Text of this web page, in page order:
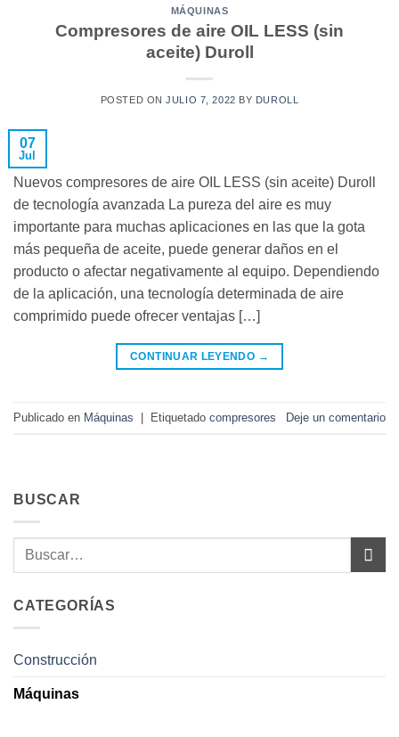
MÁQUINAS
Compresores de aire OIL LESS (sin
aceite) Duroll
POSTED ONJULIO 7, 2022 BY DUROLL
07
Jul
Nuevos compresores de aire OIL LESS (sin aceite) Duroll
de tecnología avanzada La pureza del aire es muy
importante para muchas aplicaciones en las que la gota
más pequeña de aceite, puede generar daños en el
producto o afectar negativamente al equipo. Dependiendo
de la aplicación, una tecnología determinada de aire
comprimido puede ofrecer ventajas […]
CONTINUAR LEYENDO →
Publicado en Máquinas | Etiquetado compresores Deje un comentario
BUSCAR
CATEGORÍAS
Construcción
Máquinas